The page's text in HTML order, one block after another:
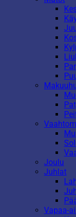
Joulu
Juhlat
Vapaa-